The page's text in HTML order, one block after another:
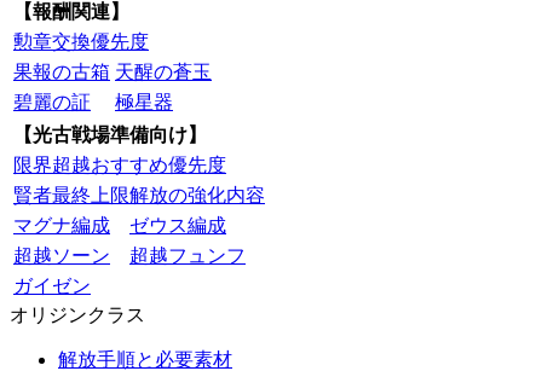
【報酬関連】
勲章交換優先度
果報の古箱 天醒の蒼玉
碧麗の証
極星器
【光古戦場準備向け】
限界超越おすすめ優先度
賢者最終上限解放の強化内容
マグナ編成
ゼウス編成
超越ソーン
超越フュンフ
ガイゼン
オリジンクラス
解放手順と必要素材